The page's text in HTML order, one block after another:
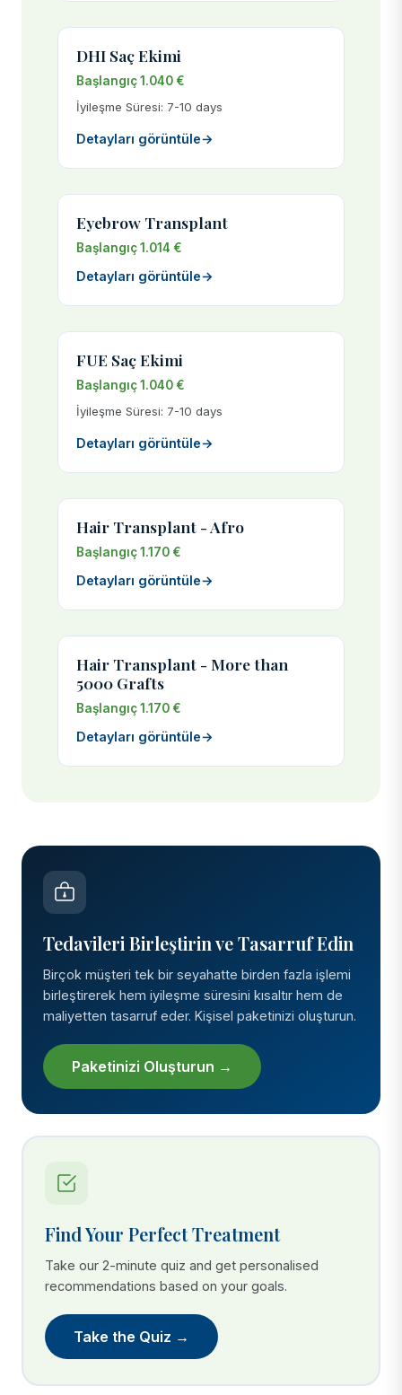
DHI Saç Ekimi
Başlangıç 1.040 €
İyileşme Süresi: 7-10 days
Detayları görüntüle→
Eyebrow Transplant
Başlangıç 1.014 €
Detayları görüntüle→
FUE Saç Ekimi
Başlangıç 1.040 €
İyileşme Süresi: 7-10 days
Detayları görüntüle→
Hair Transplant - Afro
Başlangıç 1.170 €
Detayları görüntüle→
Hair Transplant - More than
5000 Grafts
Başlangıç 1.170 €
Detayları görüntüle→
Tedavileri Birleştirin ve Tasarruf Edin
Birçok müşteri tek bir seyahatte birden fazla işlemi
birleştirerek hem iyileşme süresini kısaltır hem de
maliyetten tasarruf eder. Kişisel paketinizi oluşturun.
Paketinizi Oluşturun →
Find Your Perfect Treatment
Take our 2-minute quiz and get personalised
recommendations based on your goals.
Take the Quiz →